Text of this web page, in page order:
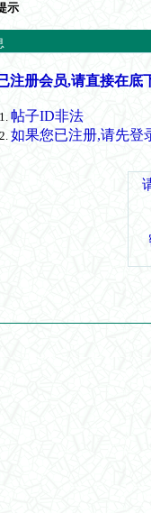
示
注册会员,请直接在底
帖子ID非法
如果您已注册,请先登